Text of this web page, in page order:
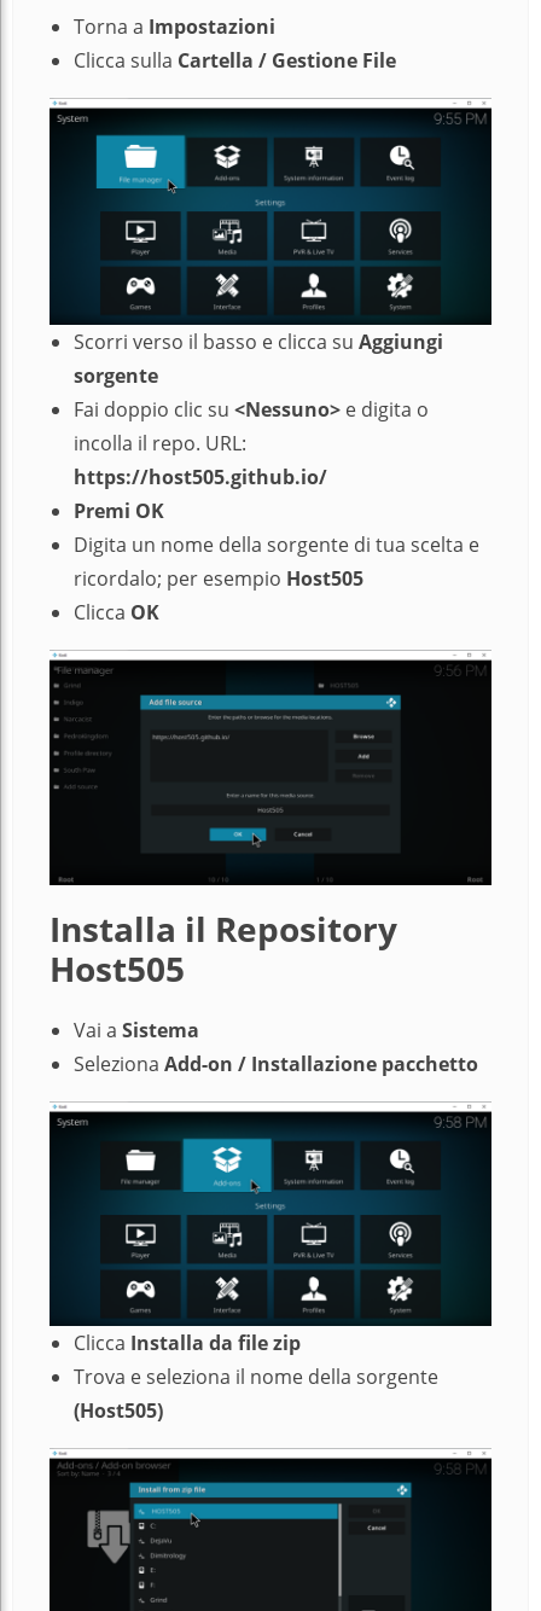
Torna a Impostazioni
Clicca sulla Cartella / Gestione File
Scorri verso il basso e clicca su Aggiungi
sorgente
Fai doppio clic su <Nessuno> e digita o
incolla il repo. URL:
https://host505.github.io/
Premi OK
Digita un nome della sorgente di tua scelta e
ricordalo; per esempio Host505
Clicca OK
Installa il Repository
Host505
Vai a Sistema
Seleziona Add-on / Installazione pacchetto
Clicca Installa da file zip
Trova e seleziona il nome della sorgente
(Host505)